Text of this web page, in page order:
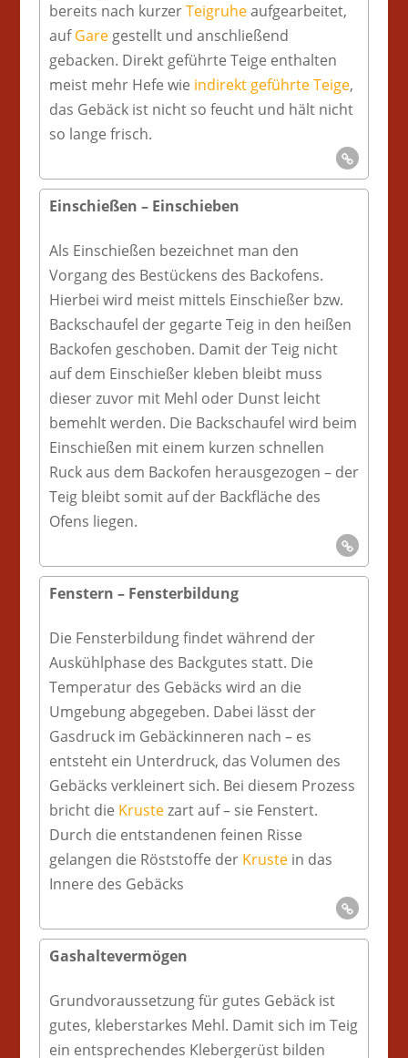
bereits nach kurzerTeigruheaufgearbeitet,
aufGaregestellt und anschließend
gebacken. Direkt geführte Teige enthalten
meist mehr Hefe wie indirekt geführte Teige,
das Gebäck ist nicht so feucht und hält nicht
so lange frisch.
Einschießen – Einschieben
Als Einschießen bezeichnet man den
Vorgang des Bestückens des Backofens.
Hierbei wird meist mittels Einschießer bzw.
Backschaufel der gegarte Teig in den heißen
Backofen geschoben. Damit der Teig nicht
auf dem Einschießer kleben bleibt muss
dieser zuvor mit Mehl oder Dunst leicht
bemehlt werden. Die Backschaufel wird beim
Einschießen mit einem kurzen schnellen
Ruck aus dem Backofen herausgezogen – der
Teig bleibt somit auf der Backfläche des
Ofens liegen.
Fenstern – Fensterbildung
Die Fensterbildung findet während der
Auskühlphase des Backgutes statt. Die
Temperatur des Gebäcks wird an die
Umgebung abgegeben. Dabei lässt der
Gasdruck im Gebäckinneren nach – es
entsteht ein Unterdruck, das Volumen des
Gebäcks verkleinert sich. Bei diesem Prozess
bricht die Krustezart auf – sie Fenstert.
Durch die entstandenen feinen Risse
gelangen die Röststoffe der Krustein das
Innere des Gebäcks
Gashaltevermögen
Grundvoraussetzung für gutes Gebäck ist
gutes, kleberstarkes Mehl. Damit sich im Teig
ein entsprechendes Klebergerüst bilden